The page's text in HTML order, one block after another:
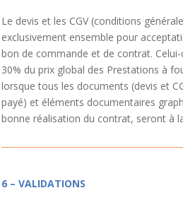
Le devis et les CGV (conditions
exclusivement ensemble pour
bon de commande et de contrat.
30% du prix global des Prestations à
lorsque tous les documents (devis et
payé) et éléments documentaires
bonne réalisation du contrat, seront à
6 – VALIDATIONS